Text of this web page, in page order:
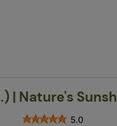
| Nature's
5.0